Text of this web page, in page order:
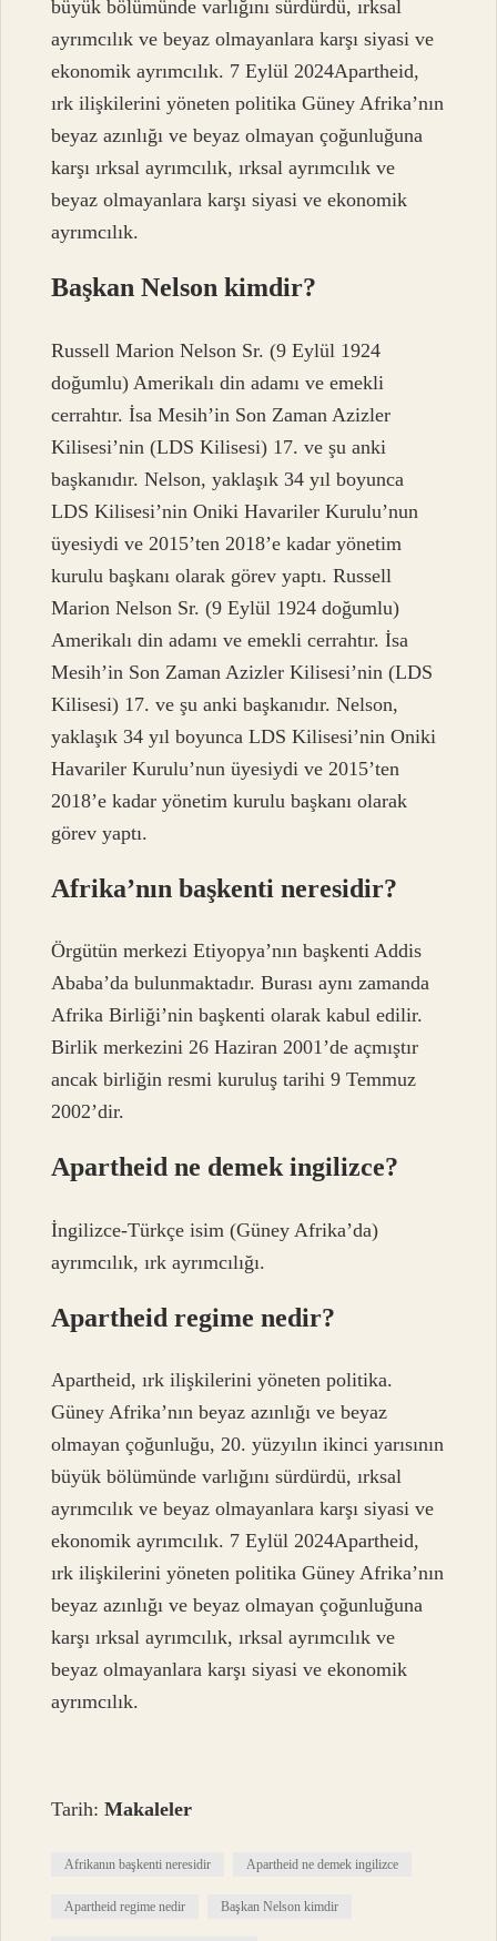
büyük bölümünde varlığını sürdürdü, ırksal
ayrımcılık ve beyaz olmayanlara karşı siyasi ve
ekonomik ayrımcılık. 7 Eylül 2024Apartheid,
ırk ilişkilerini yöneten politika Güney Afrika’nın
beyaz azınlığı ve beyaz olmayan çoğunluğuna
karşı ırksal ayrımcılık, ırksal ayrımcılık ve
beyaz olmayanlara karşı siyasi ve ekonomik
ayrımcılık.
Başkan Nelson kimdir?
Russell Marion Nelson Sr. (9 Eylül 1924
doğumlu) Amerikalı din adamı ve emekli
cerrahtır. İsa Mesih’in Son Zaman Azizler
Kilisesi’nin (LDS Kilisesi) 17. ve şu anki
başkanıdır. Nelson, yaklaşık 34 yıl boyunca
LDS Kilisesi’nin Oniki Havariler Kurulu’nun
üyesiydi ve 2015’ten 2018’e kadar yönetim
kurulu başkanı olarak görev yaptı. Russell
Marion Nelson Sr. (9 Eylül 1924 doğumlu)
Amerikalı din adamı ve emekli cerrahtır. İsa
Mesih’in Son Zaman Azizler Kilisesi’nin (LDS
Kilisesi) 17. ve şu anki başkanıdır. Nelson,
yaklaşık 34 yıl boyunca LDS Kilisesi’nin Oniki
Havariler Kurulu’nun üyesiydi ve 2015’ten
2018’e kadar yönetim kurulu başkanı olarak
görev yaptı.
Afrika’nın başkenti neresidir?
Örgütün merkezi Etiyopya’nın başkenti Addis
Ababa’da bulunmaktadır. Burası aynı zamanda
Afrika Birliği’nin başkenti olarak kabul edilir.
Birlik merkezini 26 Haziran 2001’de açmıştır
ancak birliğin resmi kuruluş tarihi 9 Temmuz
2002’dir.
Apartheid ne demek ingilizce?
İngilizce-Türkçe isim (Güney Afrika’da)
ayrımcılık, ırk ayrımcılığı.
Apartheid regime nedir?
Apartheid, ırk ilişkilerini yöneten politika.
Güney Afrika’nın beyaz azınlığı ve beyaz
olmayan çoğunluğu, 20. yüzyılın ikinci yarısının
büyük bölümünde varlığını sürdürdü, ırksal
ayrımcılık ve beyaz olmayanlara karşı siyasi ve
ekonomik ayrımcılık. 7 Eylül 2024Apartheid,
ırk ilişkilerini yöneten politika Güney Afrika’nın
beyaz azınlığı ve beyaz olmayan çoğunluğuna
karşı ırksal ayrımcılık, ırksal ayrımcılık ve
beyaz olmayanlara karşı siyasi ve ekonomik
ayrımcılık.
Tarih:Makaleler
Afrikanın başkenti neresidir Apartheid ne demek ingilizce
Apartheid regime nedir Başkan Nelson kimdir